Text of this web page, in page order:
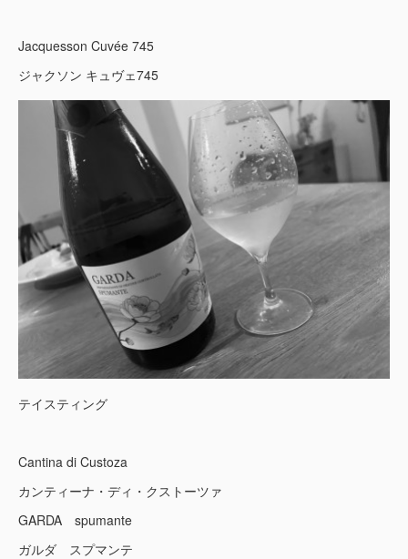
Jacquesson Cuvée 745
ジャクソン キュヴェ745
テイスティング
Cantina di Custoza
カンティーナ・ディ・クストーツァ
GARDA spumante
ガルダ スプマンテ